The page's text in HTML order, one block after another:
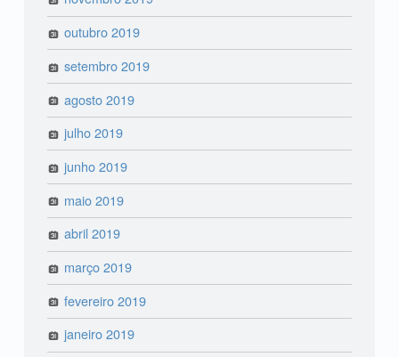
outubro 2019
setembro 2019
agosto 2019
julho 2019
junho 2019
maio 2019
abril 2019
março 2019
fevereiro 2019
janeiro 2019